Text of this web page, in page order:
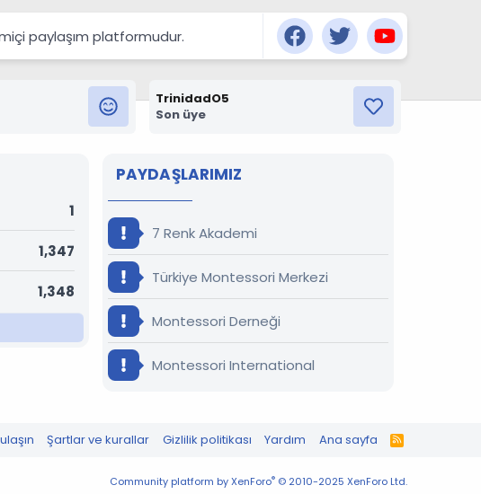
paylaşım platformudur.
TrinidadO5
Son üye
1
1,347
1,348
PAYDAŞLARIMIZ
7 Renk Akademi
Türkiye Montessori Merkezi
Montessori Derneği
Montessori International
Şartlar ve kurallar Gizlilik politikası Yardım Ana sayfa
R
S
Community platform by XenForo® © 2010-2025 XenForo Ltd.